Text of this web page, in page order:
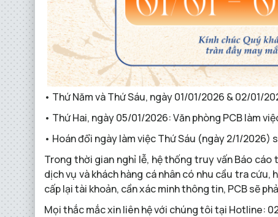
• Thứ Năm và Thứ Sáu, ngày 01/01/2026 & 02/01/
• Thứ Hai, ngày 05/01/2026: Văn phòng PCB làm
• Hoán đổi ngày làm việc Thứ Sáu (ngày 2/1/2026)
Trong thời gian nghỉ lễ, hệ thống truy vấn Báo
dịch vụ và khách hàng cá nhân có nhu cầu tra
cấp lại tài khoản, cần xác minh thông tin, PCB sẽ
Mọi thắc mắc xin liên hệ với chúng tôi tại Hotline: